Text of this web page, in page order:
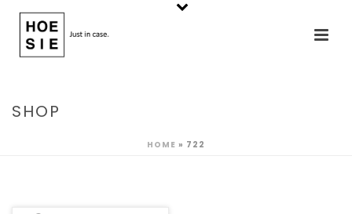
SHOP
HOME » 722